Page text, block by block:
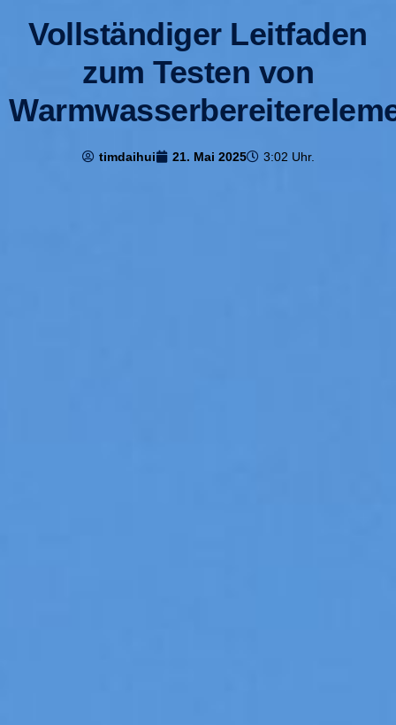
Vollständiger Leitfaden
zum Testen von
timdaihui 21. Mai 2025 3:02 Uhr.